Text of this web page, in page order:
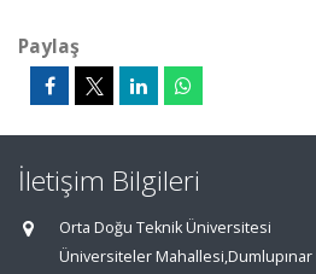
Paylaş
İletişim Bilgileri
Orta Doğu Teknik Üniversitesi
Üniversiteler Mahallesi,Dumlupınar